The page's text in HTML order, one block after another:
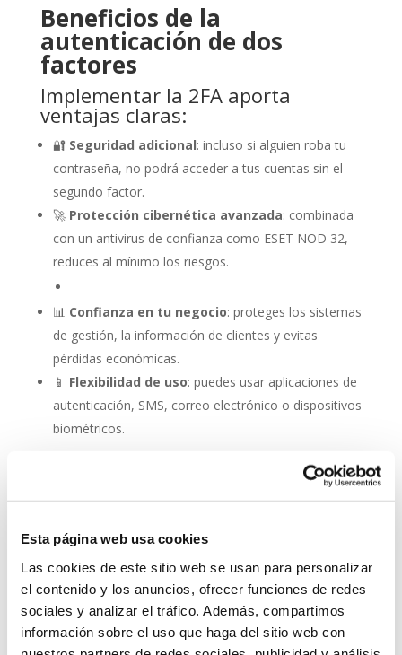
Esta página web usa cookies
Las cookies de este sitio web se usan para personalizar
el contenido y los anuncios, ofrecer funciones de redes
sociales y analizar el tráfico. Además, compartimos
información sobre el uso que haga del sitio web con
Beneficios de la
autenticación de dos
factores
Implementar la 2FA aporta
ventajas claras:
🔐 Seguridad adicional: incluso si alguien roba tu
contraseña, no podrá acceder a tus cuentas sin el
segundo factor.
🚀 Protección cibernética avanzada: combinada
con un antivirus de confianza como ESET NOD 32,
reduces al mínimo los riesgos.
📊 Confianza en tu negocio: proteges los sistemas
de gestión, la información de clientes y evitas
pérdidas económicas.
📱 Flexibilidad de uso: puedes usar aplicaciones de
autenticación, SMS, correo electrónico o dispositivos
biométricos.
factores (2FA): una capa
la protección antivirus
No se trata de elegir entre antivirus o autenticación: la
combinación es lo que marca la diferencia. Con un
software comoESET NOD 32, que ofrece rapidez,
detección avanzada y facilidad de uso, y la activación